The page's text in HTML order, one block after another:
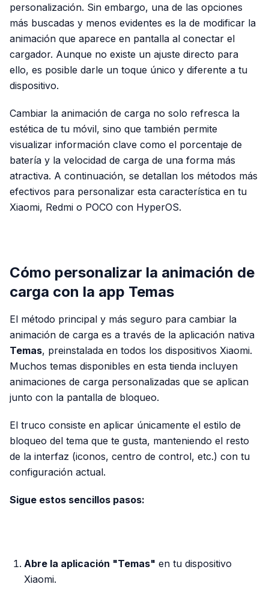
personalización. Sin embargo, una de las opciones
más buscadas y menos evidentes es la de modificar la
animación que aparece en pantalla al conectar el
cargador. Aunque no existe un ajuste directo para
ello, es posible darle un toque único y diferente a tu
dispositivo.
Cambiar la animación de carga no solo refresca la
estética de tu móvil, sino que también permite
visualizar información clave como el porcentaje de
batería y la velocidad de carga de una forma más
atractiva. A continuación, se detallan los métodos más
efectivos para personalizar esta característica en tu
Xiaomi, Redmi o POCO con HyperOS.
Cómo personalizar la animación de
carga con la app Temas
El método principal y más seguro para cambiar la
animación de carga es a través de la aplicación nativa
Temas, preinstalada en todos los dispositivos Xiaomi.
Muchos temas disponibles en esta tienda incluyen
animaciones de carga personalizadas que se aplican
junto con la pantalla de bloqueo.
El truco consiste en aplicar únicamente el estilo de
bloqueo del tema que te gusta, manteniendo el resto
de la interfaz (iconos, centro de control, etc.) con tu
configuración actual.
Sigue estos sencillos pasos:
Abre la aplicación "Temas" en tu dispositivo
Xiaomi.